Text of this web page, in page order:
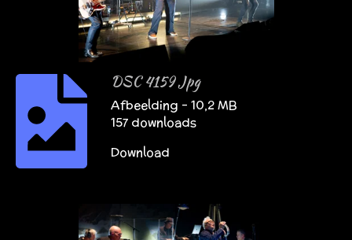
DSC 4159 Jpg
Afbeelding – 10,2 MB
157 downloads
Download